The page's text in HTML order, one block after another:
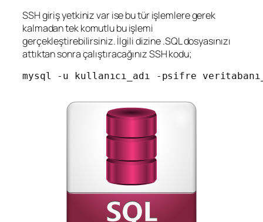
SSH giriş yetkiniz var ise bu tür işlemlere gerek
kalmadan tek komutlu bu işlemi
gerçekleştirebilirsiniz. İlgili dizine .SQL dosyasınızı
attıktan sonra çalıştıracağınız SSH kodu;
mysql -u kullanıcı_adı -psifre